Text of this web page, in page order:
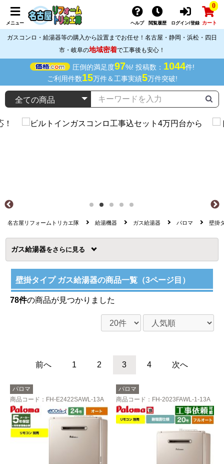
メニュー ヘルプ 閲覧履歴 ログイン/登録
0
カート
ガスコンロ・給湯器等の購入から設置までお任せ！名古屋・静岡・浜松・四日
市・岐阜の地域密着で工事後も安心！
圧倒的満足度97%! 投稿数： 1044件!
ご利用件数15万件＆工事実績5万件突破!
名古屋リフォームトリカエ隊 給湯機器 ガス給湯器 パロマ 壁掛
ガス給湯器を
壁掛タイプ ガス給湯器の商品一覧（3ページ目）
78件の商品が見つかりました
前へ 1 2 3 4 次へ
パロマ
商品コード ：FH-E2422SAWL-13A
パロマ
商品コード ：FH-2023FAWL-1-13A